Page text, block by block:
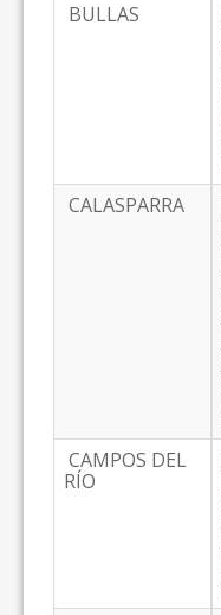
BULLAS
CALASPARRA
CAMPOS DEL
RÍO